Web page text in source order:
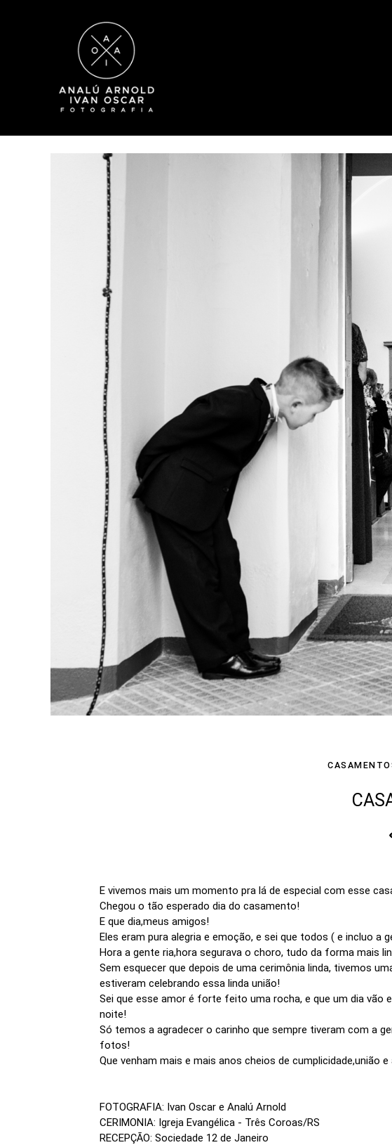
E vivemos mais um momento pra lá de especial com esse
Chegou o tão esperado dia do casamento!
E que dia,meus amigos!
Eles eram pura alegria e emoção, e sei que todos ( e incluo
Hora a gente ria,hora segurava o choro, tudo da forma mais
Sem esquecer que depois de uma cerimônia linda, tivemos
estiveram celebrando essa linda união!
Sei que esse amor é forte feito uma rocha, e que um dia vão
noite!
Só temos a agradecer o carinho que sempre tiveram com a
fotos!
Que venham mais e mais anos cheios de cumplicidade,união
FOTOGRAFIA: Ivan Oscar e Analú Arnold
CERIMONIA: Igreja Evangélica - Três Coroas/RS
RECEPÇÃO: Sociedade 12 de Janeiro